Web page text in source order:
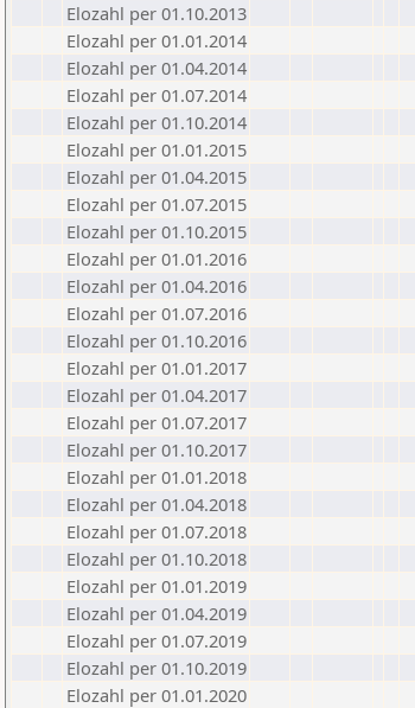
Elozahl per 01.10.2013
Elozahl per 01.01.2014
Elozahl per 01.04.2014
Elozahl per 01.07.2014
Elozahl per 01.10.2014
Elozahl per 01.01.2015
Elozahl per 01.04.2015
Elozahl per 01.07.2015
Elozahl per 01.10.2015
Elozahl per 01.01.2016
Elozahl per 01.04.2016
Elozahl per 01.07.2016
Elozahl per 01.10.2016
Elozahl per 01.01.2017
Elozahl per 01.04.2017
Elozahl per 01.07.2017
Elozahl per 01.10.2017
Elozahl per 01.01.2018
Elozahl per 01.04.2018
Elozahl per 01.07.2018
Elozahl per 01.10.2018
Elozahl per 01.01.2019
Elozahl per 01.04.2019
Elozahl per 01.07.2019
Elozahl per 01.10.2019
Elozahl per 01.01.2020